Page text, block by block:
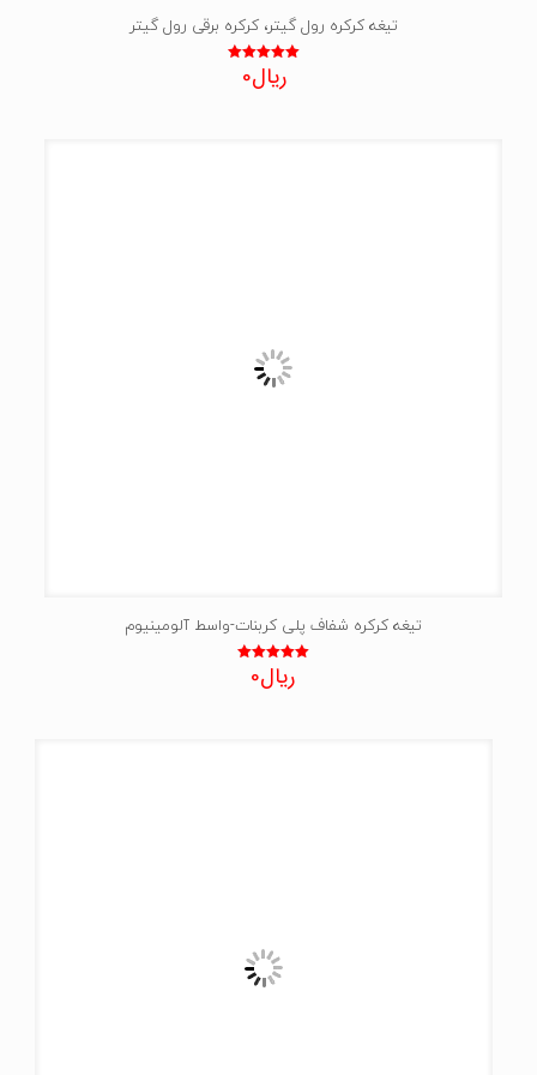
تیغه کرکره رول گیتر، کرکره برقی رول گیتر
نمره
5.00
ریال0
تیغه کرکره شفاف پلی کربنات-واسط آلومینیوم
نمره
5.00
ریال0